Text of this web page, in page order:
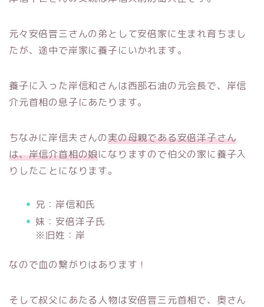
元々安倍晋三さんの弟として安倍家に生まれ育ちまし
たが、途中で岸家に養子にいかれます。
養子に入った岸信和さんは西部石油の元会長で、岸信
介元首相の息子にあたります。
ちなみに岸信夫さんの実の母親である安倍洋子さん
は、岸信介首相の娘になりますので伯父の家に養子入
りしたことになります。
兄：岸信和氏
妹：安倍洋子氏
※旧姓：岸
なので血の繋がりはあります！
そして叔父にあたる人物は安倍晋三元首相で、奥さん